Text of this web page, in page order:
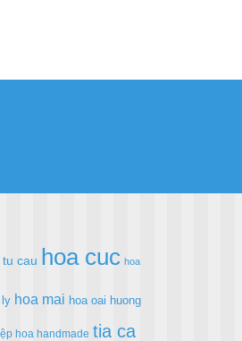
cau hoa cuc hoa
ly hoa mai hoa oai huong
hoa handmade tia ca